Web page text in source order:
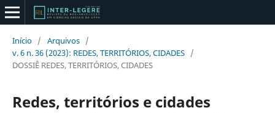
Início / Arquivos /
v. 6 n. 36 (2023): REDES, TERRITÓRIOS, CIDADES /
DOSSIÊ REDES, TERRITÓRIOS, CIDADES
Redes, territórios e cidades